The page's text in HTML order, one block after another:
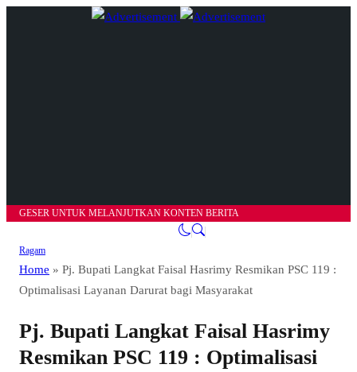
GESER UNTUK MELANJUTKAN KONTEN BERITA
Ragam
Home » Pj. Bupati Langkat Faisal Hasrimy Resmikan PSC 119 :
Optimalisasi Layanan Darurat bagi Masyarakat
Pj. Bupati Langkat Faisal Hasrimy
Resmikan PSC 119 : Optimalisasi